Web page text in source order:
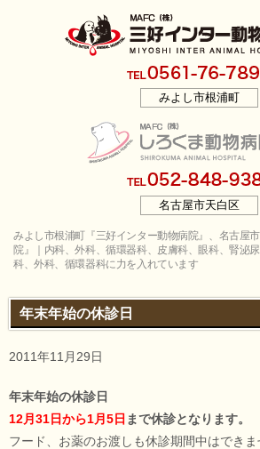
みよし市根浦町
名古屋市天白区
みよし市根浦町『三好インター動物病院』、名古屋
院』｜内科、外科、循環器科、皮膚科、眼科、腎泌
科、外科、循環器科に力を入れています
年末年始の休診日
2011年11月29日
年末年始の休診日
12月31日から1月5日 まで休診となります。
フード、お薬のお渡しも休診期間中はできま